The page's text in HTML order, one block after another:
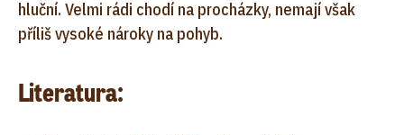
hluční. Velmi rádi chodí na procházky, nemají však
příliš vysoké nároky na pohyb.
Literatura: